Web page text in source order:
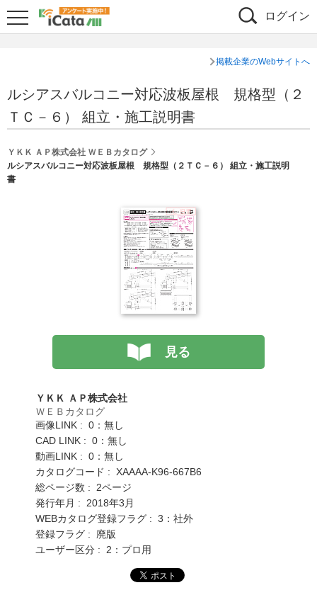
ログイン
掲載企業のWebサイトへ
ルシアスバルコニー対応波板屋根 規格型（２
ＴＣ－６） 組立・施工説明書
ＹＫＫ ＡＰ株式会社 ＷＥＢカタログ
ルシアスバルコニー対応波板屋根 規格型（２ＴＣ－６） 組立・施工説明
書
見る
ＹＫＫ ＡＰ株式会社
ＷＥＢカタログ
画像LINK : 0：無し
CAD LINK : 0：無し
動画LINK : 0：無し
カタログコード : XAAAA-K96-667B6
総ページ数 : 2ページ
発行年月 : 2018年3月
WEBカタログ登録フラグ : 3：社外
登録フラグ : 廃版
ユーザー区分 : 2：プロ用